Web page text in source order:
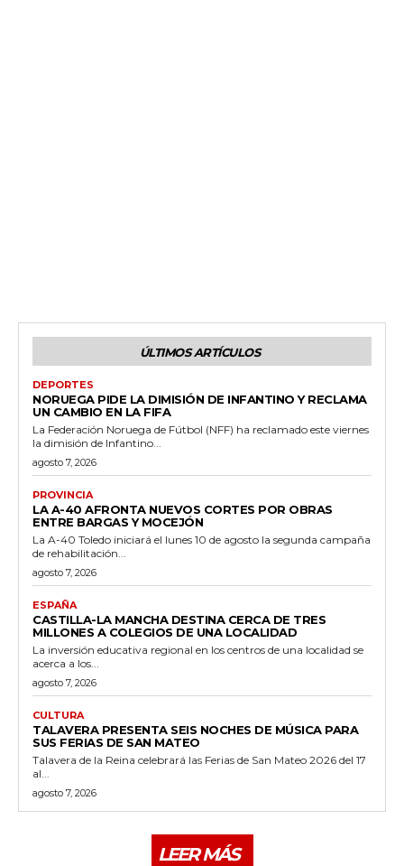
ÚLTIMOS ARTÍCULOS
DEPORTES
NORUEGA PIDE LA DIMISIÓN DE INFANTINO Y RECLAMA
UN CAMBIO EN LA FIFA
La Federación Noruega de Fútbol (NFF) ha reclamado este viernes
la dimisión de Infantino...
agosto 7, 2026
PROVINCIA
LA A-40 AFRONTA NUEVOS CORTES POR OBRAS
ENTRE BARGAS Y MOCEJÓN
La A-40 Toledo iniciará el lunes 10 de agosto la segunda campaña
de rehabilitación...
agosto 7, 2026
ESPAÑA
CASTILLA-LA MANCHA DESTINA CERCA DE TRES
MILLONES A COLEGIOS DE UNA LOCALIDAD
La inversión educativa regional en los centros de una localidad se
acerca a los...
agosto 7, 2026
CULTURA
TALAVERA PRESENTA SEIS NOCHES DE MÚSICA PARA
SUS FERIAS DE SAN MATEO
Talavera de la Reina celebrará las Ferias de San Mateo 2026 del 17
al...
agosto 7, 2026
LEER MÁS